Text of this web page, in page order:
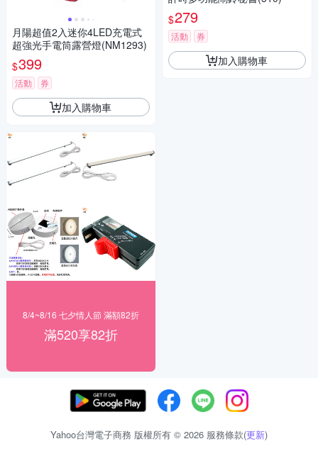
月陽超值2入迷你4LED充電式
超強光手電筒露營燈(NM1293)
$399
活動 券
加入購物車
8/4~8/16 七夕情人節 滿額82折
滿520享82折
$279
活動 券
加入購物車
Yahoo台灣電子商務 版權所有 © 2026 服務條款(更新)